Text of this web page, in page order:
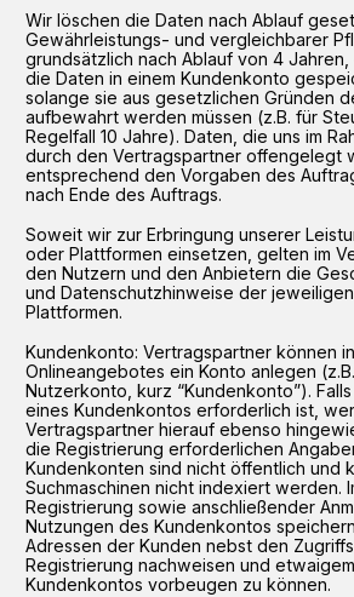
Wir löschen die Daten nach Ablauf
Gewährleistungs- und vergleichbarer
grundsätzlich nach Ablauf von 4
die Daten in einem Kundenkonto
solange sie aus gesetzlichen Gründen
aufbewahrt werden müssen (z.B. für
Regelfall 10 Jahre). Daten, die uns im
durch den Vertragspartner offengelegt
entsprechend den Vorgaben des
nach Ende des Auftrags.
Soweit wir zur Erbringung unserer
oder Plattformen einsetzen, gelten im
den Nutzern und den Anbietern die
und Datenschutzhinweise der
Plattformen.
Kundenkonto: Vertragspartner können
Onlineangebotes ein Konto anlegen
Nutzerkonto, kurz “Kundenkonto”).
eines Kundenkontos erforderlich ist,
Vertragspartner hierauf ebenso
die Registrierung erforderlichen
Kundenkonten sind nicht öffentlich und
Suchmaschinen nicht indexiert werden.
Registrierung sowie anschließender
Nutzungen des Kundenkontos
Adressen der Kunden nebst den
Registrierung nachweisen und
Kundenkontos vorbeugen zu können.